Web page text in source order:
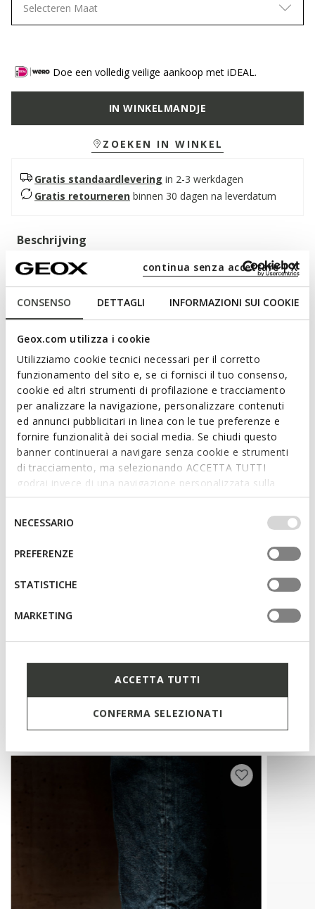
CONSENSO DETTAGLI INFORMAZIONI SUI COOKIE
Geox.com utilizza i cookie
Utilizziamo cookie tecnici necessari per il corretto
funzionamento del sito e, se ci fornisci il tuo consenso,
cookie ed altri strumenti di profilazione e tracciamento
per analizzare la navigazione, personalizzare contenuti
ed annunci pubblicitari in linea con le tue preferenze e
fornire funzionalità dei social media. Se chiudi questo
banner continuerai a navigare senza cookie e strumenti
di tracciamento, ma selezionando ACCETTA TUTTI
godrai invece di una navigazione personalizzata sulla
base dei tuoi gusti ed interessi. Selezionando
IMPOSTAZIONI potrai anche scegliere quali cookies ed
altri strumenti di tracciamento autorizzare. Per maggiori
informazioni o per modificare in qualsiasi momento le
tue impostazioni, visita la nostra
consenso
NECESSARIO
PREFERENZE
STATISTICHE
MARKETING
ACCETTA TUTTI
CONFERMA SELEZIONATI
continua senza accettare | X
Selecteren Maat
Doe een volledig veilige aankoop met iDEAL.
IN WINKELMANDJE
ZOEKEN IN WINKEL
Gratis standaardlevering in 2-3 werkdagen
Gratis retourneren binnen 30 dagen na leverdatum
Beschrijving
Slingback ballerina's voor dames met een eigentijds ontwerp
en verfijnde charme. In deze levendige koraalkleurige versie
hebben ze een bovenwerk van Lakleer met strakke, moderne
look.
ITEMCODE: D65YUB00066C7008
Meer lezen
Kenmerken
Door dit product aan te schaffen,
ondersteunt u leerlooierijen met Leather
Working Group-certificering
Materialen
Misschien vindt u dit ook leuk
Onlangs bekeken